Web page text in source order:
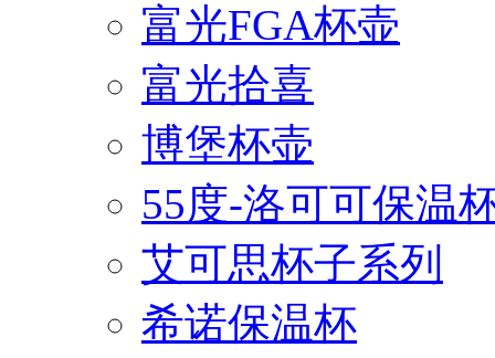
富光FGA杯壶
富光拾喜
博堡杯壶
55度-洛可可保温
艾可思杯子系列
希诺保温杯